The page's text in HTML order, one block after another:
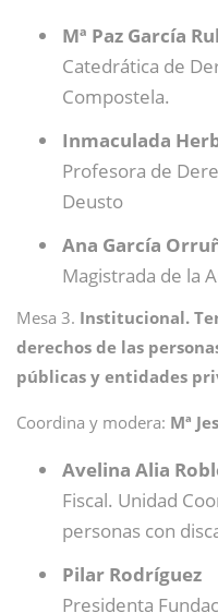
Mª Paz García
Catedrática de
Compostela.
Inmaculada
Profesora de
Deusto
Ana García
Magistrada de la
Mesa 3. Institucional.
derechos de las
públicas y entidades
Coordina y modera: Mª
Avelina Alia
Fiscal. Unidad
personas con
Pilar Rodríguez
Presidenta